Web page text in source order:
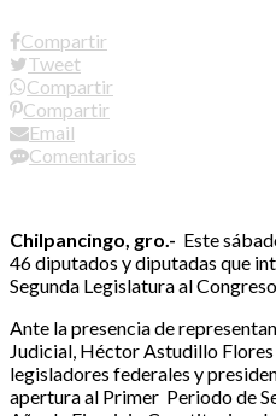
Compartir
Tweet
Compartir
Compartir
Email
Comentarios
Chilpancingo, gro.- Este
46 diputados y diputadas que
Segunda Legislatura al
Ante la presencia de
Judicial, Héctor Astudillo
legisladores federales y
apertura al Primer Periodo de